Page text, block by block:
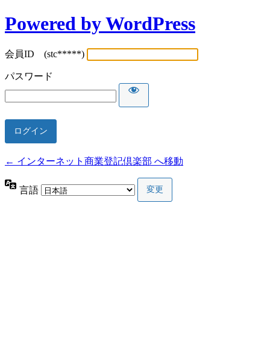
Powered by WordPress
会員ID (stc*****)
パスワード
← インターネット商業登記倶楽部 へ移動
言語